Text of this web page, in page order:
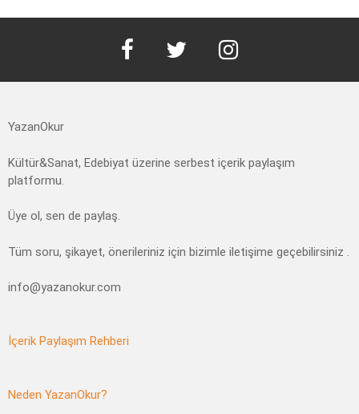
YazanOkur
Kültür&Sanat, Edebiyat üzerine serbest içerik paylaşım
platformu.
Üye ol, sen de paylaş.
Tüm soru, şikayet, önerileriniz için bizimle iletişime geçebilirsiniz .
info@yazanokur.com
İçerik Paylaşım Rehberi
Neden YazanOkur?